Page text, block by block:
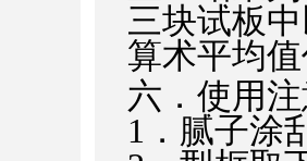
三块试板
算术平均
六．使用
1．腻子涂